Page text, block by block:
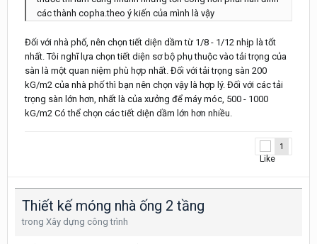
các thành copha.theo ý kiến của mình là vậy
Đối với nhà phố, nên chọn tiết diện dầm từ 1/8 - 1/12 nhịp là tốt
nhất. Tôi nghĩ lựa chọn tiết diện sơ bộ phụ thuộc vào tải trọng của
sàn là một quan niệm phù hợp nhất. Đối với tải trọng sàn 200
kG/m2 của nhà phố thì bạn nên chọn vậy là hợp lý. Đối với các tải
trọng sàn lớn hơn, nhất là của xưởng để máy móc, 500 - 1000
kG/m2 Có thể chọn các tiết diện dầm lớn hơn nhiều.
1
Thiết kế móng nhà ống 2 tầng
trong Xây dựng công trình